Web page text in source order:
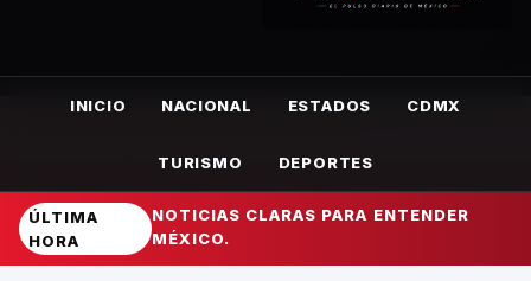
INICIO NACIONAL ESTADOS CDMX
TURISMO DEPORTES
ÚLTIMA
HORA
NOTICIAS CLARAS PARA ENTENDER
MÉXICO.